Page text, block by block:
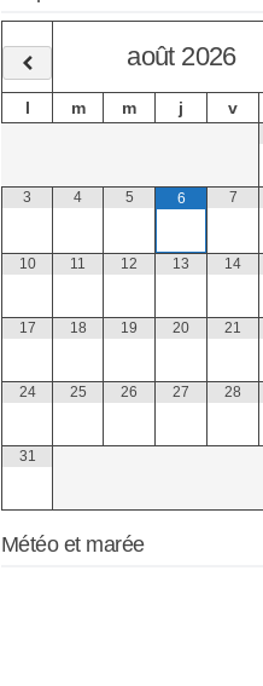
août 2026
l m m j v
3 4 5 6 7
10 11 12 13 14
17 18 19 20 21
24 25 26 27 28
31
Météo et marée